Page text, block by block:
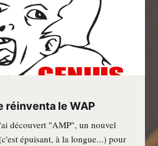
réinventa le WAP
découvert "AMP", un nouvel
épuisant, à la longue...) pour